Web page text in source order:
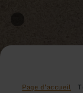
Page d'accueil